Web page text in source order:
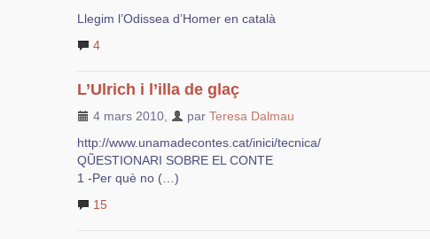
Llegim l’Odissea d’Homer en català
4
L’Ulrich i l’illa de glaç
4 mars 2010 par Teresa Dalmau
http://www.unamadecontes.cat/inici/tecnica/
QŨESTIONARI SOBRE EL CONTE
1 -Per què no (…)
15